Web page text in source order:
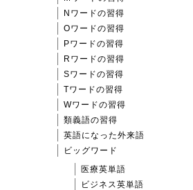
Nワードの習得
Oワードの習得
Pワードの習得
Rワードの習得
Sワードの習得
Tワードの習得
Wワードの習得
類義語の習得
英語になった外来語
ビッグワード
医療英単語
ビジネス英単語